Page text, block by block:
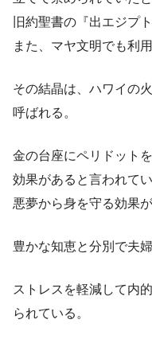
旧約聖書の『出エジプ
また、マヤ文明でも利
その結晶は、ハワイの
呼ばれる。
金の台座にペリドット
効果があると言われて
悪夢から身を守る効果
豊かな知恵と分別で夫
ストレスを軽減して内
られている。